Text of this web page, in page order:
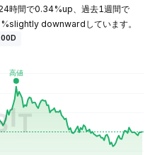
時間で0.34%up、過去1週間で
downwardしています。